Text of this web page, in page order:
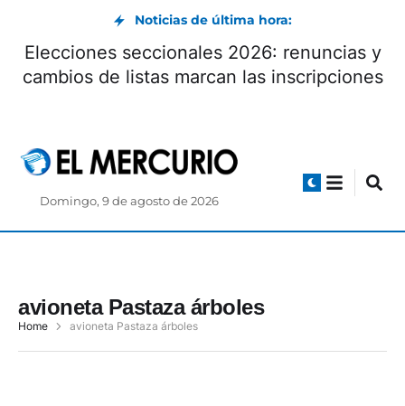
Noticias de última hora:
Elecciones seccionales 2026: renuncias y
cambios de listas marcan las inscripciones
Domingo, 9 de agosto de 2026
avioneta Pastaza árboles
Home avioneta Pastaza árboles